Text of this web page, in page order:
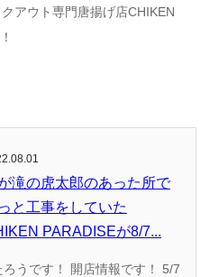
アウト専門唐揚げ店CHIKEN
滝の虎太郎のあった所で
と工事をしていた
PARADISEが8/7...
うです！ 開店情報です！ 5/7